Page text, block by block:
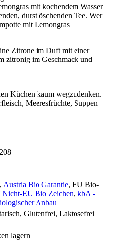
mit kochendem Wasser
durstlöschenden Tee. Wer
mit Lemongras
Zitrone im Duft mit einer
zitronig im Geschmack und
Küchen kaum wegzudenken.
Meeresfrüchte, Suppen
, Austria Bio Garantie, EU Bio-
Nicht-EU Bio Zeichen, kbA -
Anbau
Glutenfrei, Laktosefrei
lagern